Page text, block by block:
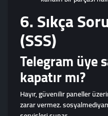
6. Sıkça
(SSS)
Telegram üye
kapatır mı?
Hayır, güvenilir paneller
zarar vermez.